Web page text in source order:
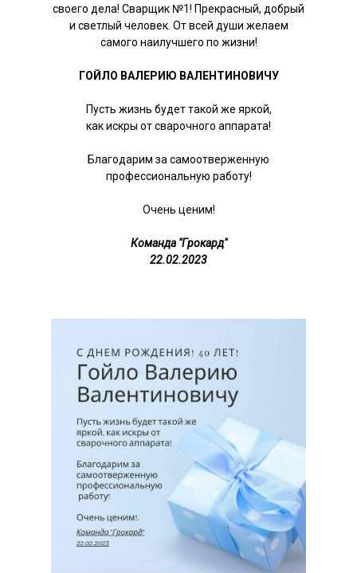
своего дела! Сварщик №1! Прекрасный, добрый
и светлый человек. От всей души желаем
самого наилучшего по жизни!
ГОЙЛО ВАЛЕРИЮ ВАЛЕНТИНОВИЧУ
Пусть жизнь будет такой же яркой,
как искры от сварочного аппарата!
Благодарим за самоотверженную
профессиональную работу!
Очень ценим!
Команда "Грокард"
22.02.2023